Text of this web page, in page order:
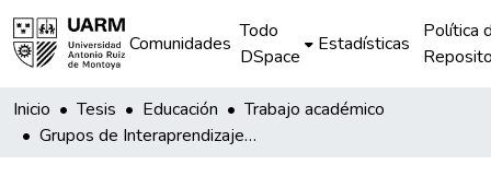
Comunidades
Todo
DSpace
Estadísticas
Política
Inicio Tesis Educación
Trabajo académico
Grupos de Interaprendizaje como estrategia para optimizar la planificación curricular por competencias en la I.E.I. Nº 562 de Hercca – Sicuani